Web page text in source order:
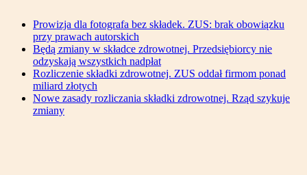
Prowizja dla fotografa bez składek. ZUS: brak obowiązku
przy prawach autorskich
Będą zmiany w składce zdrowotnej. Przedsiębiorcy nie
odzyskają wszystkich nadpłat
Rozliczenie składki zdrowotnej. ZUS oddał firmom ponad
miliard złotych
Nowe zasady rozliczania składki zdrowotnej. Rząd szykuje
zmiany